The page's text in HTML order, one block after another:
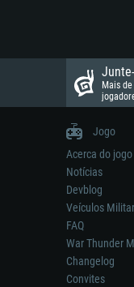
Mais
Jogo
Acerca do jogo
Notícias
Devblog
Veículos
FAQ
War Thunder
Changelog
Convites